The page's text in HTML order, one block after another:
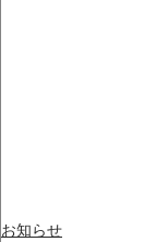
お知らせ